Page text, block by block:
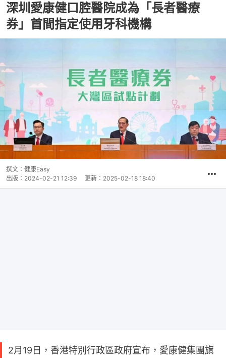
深圳愛康健口腔醫院成為「長者醫療
券」首間指定使用牙科機構
撰文： 健康Easy
出版： 2024-02-21 12:39 更新： 2025-02-18 18:40
2月19日，香港特別行政區政府宣布，愛康健集團旗